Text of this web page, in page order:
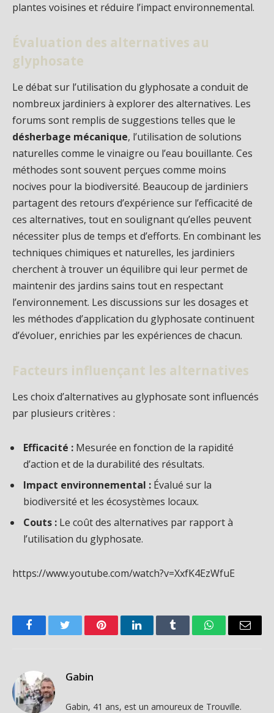
plantes voisines et réduire l’impact environnemental.
Évaluation des alternatives au
glyphosate
Le débat sur l’utilisation du glyphosate a conduit de
nombreux jardiniers à explorer des alternatives. Les
forums sont remplis de suggestions telles que le
désherbage mécanique, l’utilisation de solutions
naturelles comme le vinaigre ou l’eau bouillante. Ces
méthodes sont souvent perçues comme moins
nocives pour la biodiversité. Beaucoup de jardiniers
partagent des retours d’expérience sur l’efficacité de
ces alternatives, tout en soulignant qu’elles peuvent
nécessiter plus de temps et d’efforts. En combinant les
techniques chimiques et naturelles, les jardiniers
cherchent à trouver un équilibre qui leur permet de
maintenir des jardins sains tout en respectant
l’environnement. Les discussions sur les dosages et
les méthodes d’application du glyphosate continuent
d’évoluer, enrichies par les expériences de chacun.
Facteurs influençant les alternatives
Les choix d’alternatives au glyphosate sont influencés
par plusieurs critères :
Efficacité : Mesurée en fonction de la rapidité
d’action et de la durabilité des résultats.
Impact environnemental : Évalué sur la
biodiversité et les écosystèmes locaux.
Couts : Le coût des alternatives par rapport à
l’utilisation du glyphosate.
https://www.youtube.com/watch?v=XxfK4EzWfuE
FacebookTwitter PinterestLinkedInTumblr WhatsAppEmail
Gabin
Gabin, 41 ans, est un amoureux de Trouville.